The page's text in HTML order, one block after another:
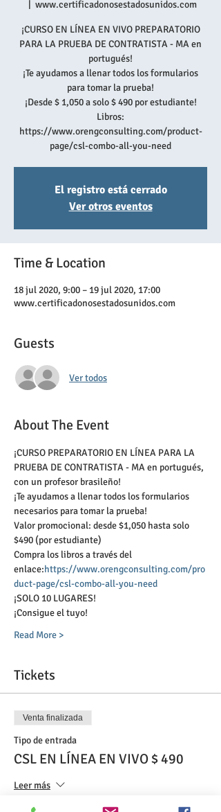
www.certificadonosestadosunidos.com
¡CURSO EN LÍNEA EN VIVO PREPARATORIO
PARA LA PRUEBA DE CONTRATISTA - MA en
portugués!
¡Te ayudamos a llenar todos los formularios
para tomar la prueba!
¡Desde $ 1,050 a solo $ 490 por estudiante!
Libros:
https://www.orengconsulting.com/product-
page/csl-combo-all-you-need
El registro está cerrado
Ver otros eventos
Time & Location
18 jul 2020, 9:00 – 19 jul 2020, 17:00
www.certificadonosestadosunidos.com
Guests
Ver todos
About The Event
¡CURSO PREPARATORIO EN LÍNEA PARA LA
PRUEBA DE CONTRATISTA - MA en portugués,
con un profesor brasileño!
¡Te ayudamos a llenar todos los formularios
necesarios para tomar la prueba!
Valor promocional: desde $1,050 hasta solo
$490 (por estudiante)
Compra los libros a través del
enlace:https://www.orengconsulting.com/pro
duct-page/csl-combo-all-you-need
¡SOLO 10 LUGARES!
¡Consigue el tuyo!
Read More >
Tickets
Venta finalizada
Tipo de entrada
CSL EN LÍNEA EN VIVO $ 490
Leer más